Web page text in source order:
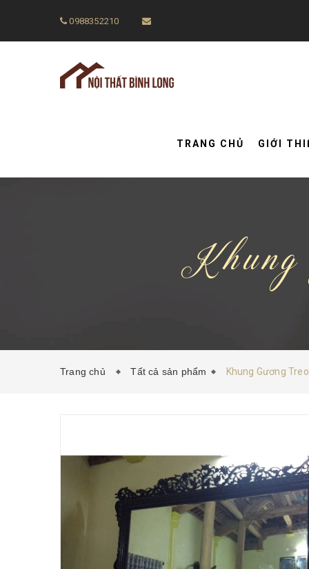
0988352210
TRANG CHỦ GIỚI
Trang chủ Tất cả sản phẩm Khung Gương